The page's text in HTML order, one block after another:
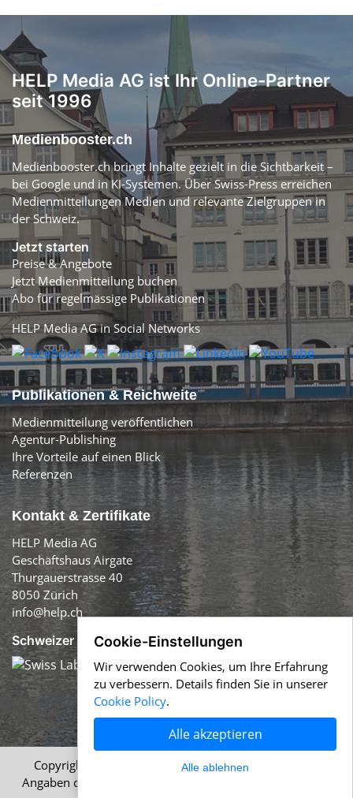
HELP Media AG ist Ihr Online-Partner
seit 1996
Medienbooster.ch
Medienbooster.ch bringt Inhalte gezielt in die Sichtbarkeit –
bei Google und in KI-Systemen. Über Swiss-Press erreichen
Medienmitteilungen Medien und relevante Zielgruppen in
der Schweiz.
Jetzt starten
Preise & Angebote
Jetzt Medienmitteilung buchen
Abo für regelmässige Publikationen
HELP Media AG in Social Networks
Publikationen & Reichweite
Medienmitteilung veröffentlichen
Agentur-Publishing
Ihre Vorteile auf einen Blick
Referenzen
Kontakt & Zertifikate
HELP Media AG
Geschäftshaus Airgate
Thurgauerstrasse 40
8050 Zürich
info@help.ch
Schweizer Qualität:
Copyright © 1996-2026 HELP Media AG, Zürich. Alle
Angaben ohne Gewähr.
Cookie-Einstellungen
Wir verwenden Cookies, um Ihre Erfahrung
zu verbessern. Details finden Sie in unserer
Cookie Policy.
Alle akzeptieren
Alle ablehnen